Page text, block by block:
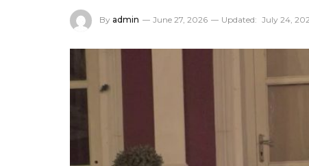
By admin June 27, 2026 Updated: July 24,